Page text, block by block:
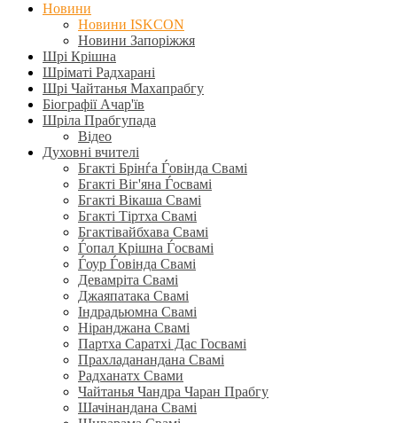
Новини
Новини ISKCON
Новини Запоріжжя
Шрі Крішна
Шріматі Радхарані
Шрі Чайтанья Махапрабгу
Біографії Ачар'їв
Шріла Прабгупада
Відео
Духовні вчителі
Бгакті Брінѓа Ѓовінда Свамі
Бгакті Віг'яна Ѓосвамі
Бгакті Вікаша Свамі
Бгакті Тіртха Свамі
Бгактівайбхава Свамі
Ѓопал Крішна Ѓосвамі
Ѓоур Ѓовінда Свамі
Девамріта Свамі
Джаяпатака Свамі
Індрадьюмна Свамі
Ніранджана Свамі
Партха Саратхі Дас Госвамі
Прахладанандана Свамі
Радханатх Свами
Чайтанья Чандра Чаран Прабгу
Шачінандана Свамі